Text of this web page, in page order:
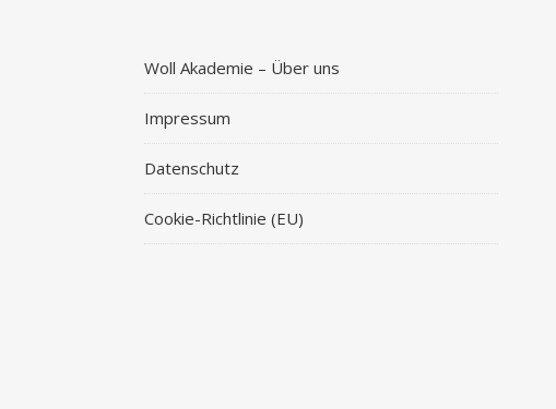
Woll Akademie – Über uns
Impressum
Datenschutz
Cookie-Richtlinie (EU)